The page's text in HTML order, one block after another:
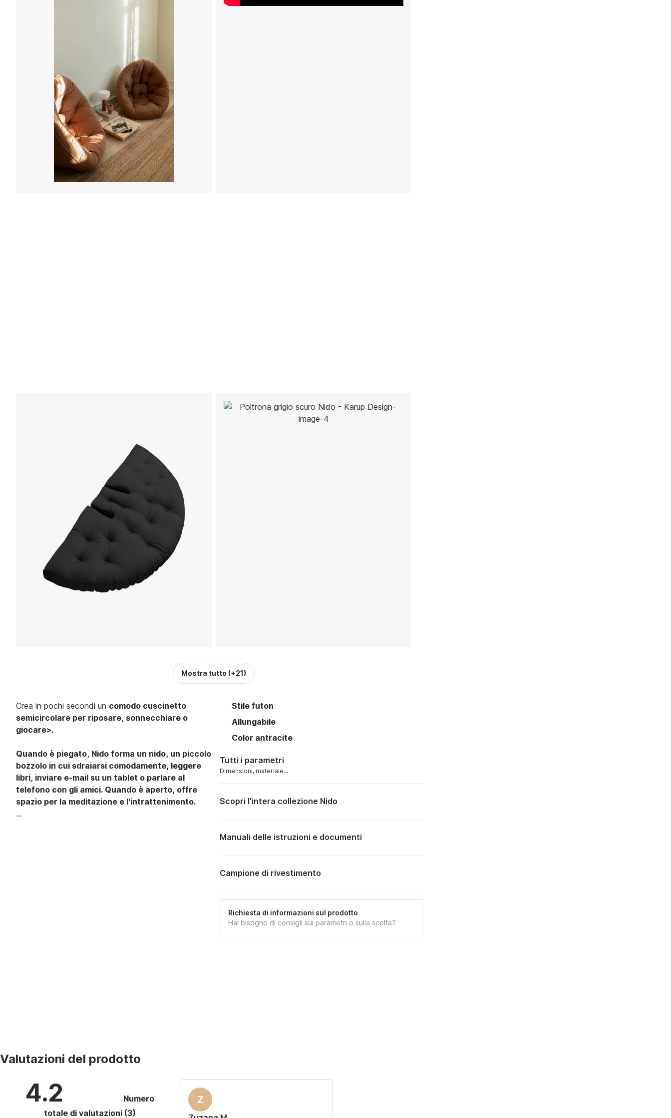
Mostra tutto (+21)
Crea in pochi secondi un comodo cuscinetto
semicircolare per riposare, sonnecchiare o
giocare>.
Quando è piegato, Nido forma un nido, un piccolo
bozzolo in cui sdraiarsi comodamente, leggere
libri, inviare e-mail su un tablet o parlare al
telefono con gli amici. Quando è aperto, offre
spazio per la meditazione e l'intrattenimento.
Stile futon
Allungabile
Color antracite
Tutti i parametri
Dimensioni, materiale...
Scopri l'intera collezione Nido
Manuali delle istruzioni e documenti
Campione di rivestimento
Ordina un campione di tessuto da
ricevere a casa tua.
NUOVO
Richiesta di informazioni sul prodotto
Hai bisogno di consigli sui parametri o sulla scelta?
Valutazioni del prodotto
4.2
Numero
totale di valutazioni (3)
Z